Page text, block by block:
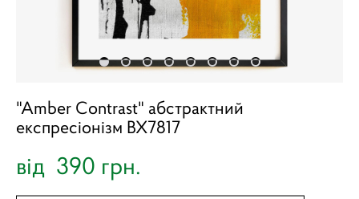
"Amber Contrast" абстрактний
експресіонізм BX7817
від 390 грн.